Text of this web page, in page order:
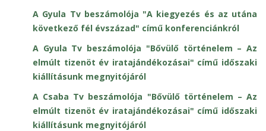
A Gyula Tv beszámolója "A kiegyezés és az utána
következő fél évszázad" című konferenciánkról
A Gyula Tv beszámolója "Bővülő történelem – Az
elmúlt tizenöt év iratajándékozásai" című időszaki
kiállításunk megnyitójáról
A Csaba Tv beszámolója "Bővülő történelem – Az
elmúlt tizenöt év iratajándékozásai" című időszaki
kiállításunk megnyitójáról